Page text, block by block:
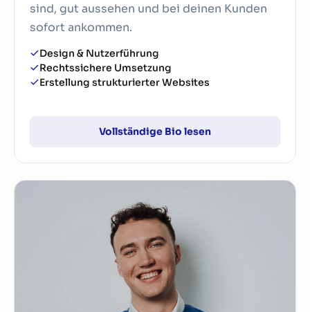
×
sind, gut aussehen und bei deinen Kunden
sofort ankommen.
Design & Nutzerführung
Rechtssichere Umsetzung
Erstellung strukturierter Websites
Vollständige Bio lesen
Paul verbindet wirtschaftliches Denken mit
sozialem Feingefühl. Er absolvierte sein Studium
an der WU Wien mit ausgezeichnetem Erfolg,
verbrachte ein Auslandssemester an der George
Washington Universität und ist Teil der WU Top